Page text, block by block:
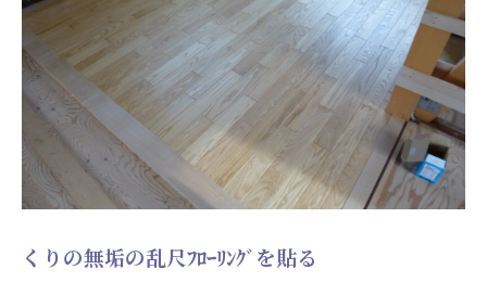
くりの無垢の乱尺ﾌﾛｰﾘﾝｸﾞを貼る